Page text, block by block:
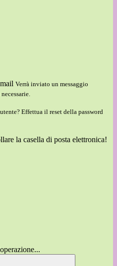
Verrà inviato un messaggio
Effettua il reset della password
la casella di posta elettronica!